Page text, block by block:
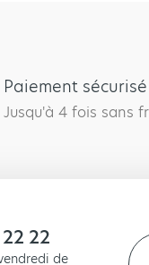
Paiement sécurisé
Jusqu'à 4 fois sans
22
de